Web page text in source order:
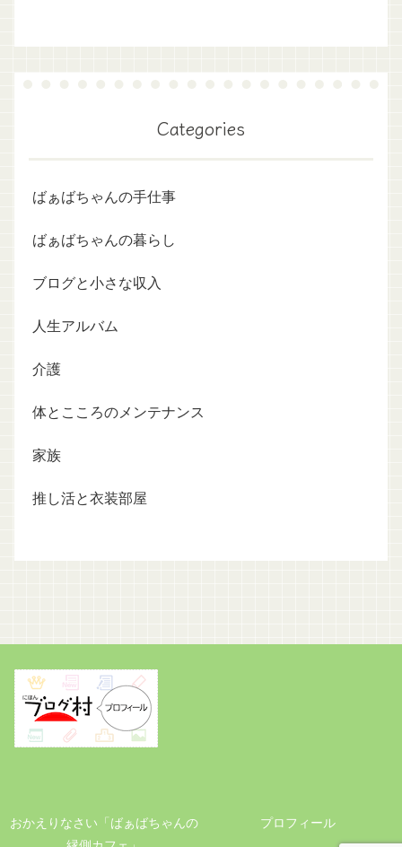
Categories
ばぁばちゃんの手仕事
ばぁばちゃんの暮らし
ブログと小さな収入
人生アルバム
介護
体とこころのメンテナンス
家族
推し活と衣装部屋
おかえりなさい「ばぁばちゃんの
プロフィール